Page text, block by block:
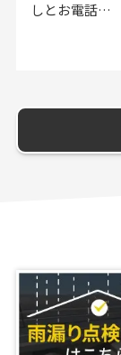
で取替する…